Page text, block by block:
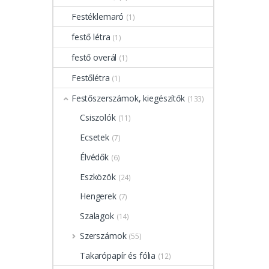
Festéklemaró (1)
festő létra (1)
festő overál (1)
Festőlétra (1)
Festőszerszámok, kiegészítők (133)
Csiszolók (11)
Ecsetek (7)
Élvédők (6)
Eszközök (24)
Hengerek (7)
Szalagok (14)
Szerszámok (55)
Takarópapír és fólia (12)